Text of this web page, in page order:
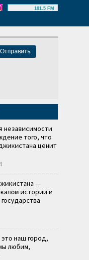
101.5 FM
Отправить
независимости
того, что
ценит
—
истории и
наш город,
любим,